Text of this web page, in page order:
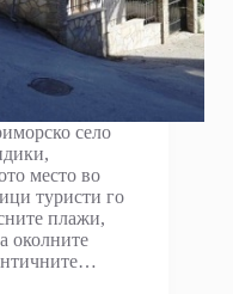
село
место во
туристи го
плажи,
околните